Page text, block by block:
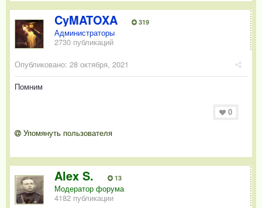
CyMATOXA 319
Администраторы
2730 публикаций
Опубликовано: 28 октября, 2021
Помним
0
Упомянуть пользователя
Alex S. 13
Модератор форума
4182 публикации